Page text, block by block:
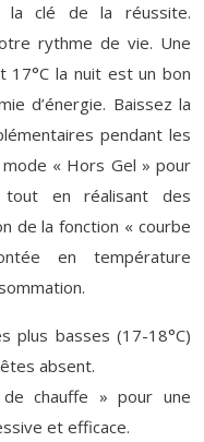
la clé de la réussite.
rythme de vie. Une
17°C la nuit est un bon
d’énergie. Baissez la
pendant les
« Hors Gel » pour
en réalisant des
de la fonction « courbe
en température
plus basses (17-18°C)
absent.
chauffe » pour une
et efficace.